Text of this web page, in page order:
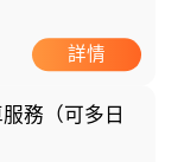
詳情
務（可多日